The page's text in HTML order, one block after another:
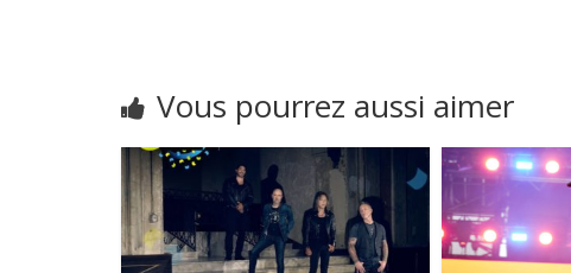
Vous pourrez aussi aimer